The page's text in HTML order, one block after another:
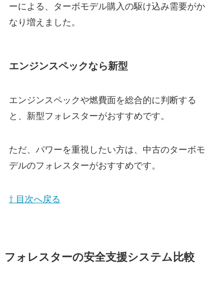
ーによる、ターボモデル購入の駆け込み需要がか
なり増えました。
エンジンスペックなら新型
エンジンスペックや燃費面を総合的に判断する
と、新型フォレスターがおすすめです。
ただ、パワーを重視したい方は、中古のターボモ
デルのフォレスターがおすすめです。
⇧ 目次へ戻る
フォレスターの安全支援システム比較